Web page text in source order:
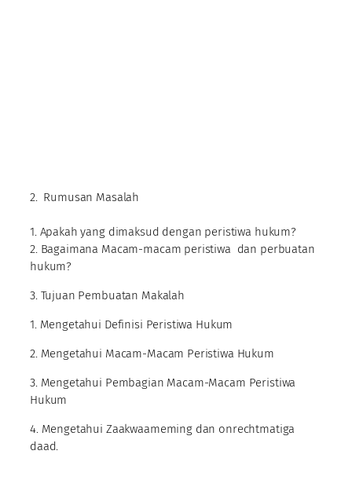
2. Rumusan Masalah
1. Apakah yang dimaksud dengan peristiwa hukum?
2. Bagaimana Macam-macam peristiwa dan perbuatan
hukum?
3. Tujuan Pembuatan Makalah
1. Mengetahui Definisi Peristiwa Hukum
2. Mengetahui Macam-Macam Peristiwa Hukum
3. Mengetahui Pembagian Macam-Macam Peristiwa
Hukum
4. Mengetahui Zaakwaameming dan onrechtmatiga
daad.